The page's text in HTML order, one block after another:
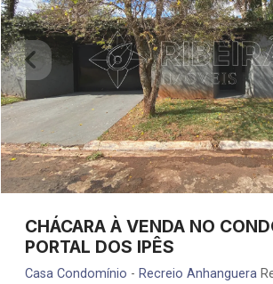
CHÁCARA À VENDA NO
PORTAL DOS IPÊS
Casa Condomínio - Recreio Anhanguera